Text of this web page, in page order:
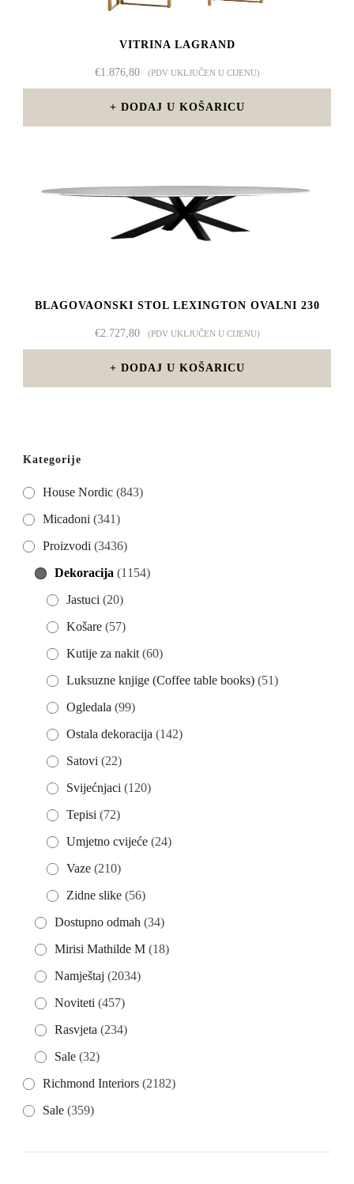
VITRINA LAGRAND
€1.876,80 (PDV UKLJUČEN U CIJENU)
DODAJ U KOŠARICU
BLAGOVAONSKI STOL LEXINGTON OVALNI 230
€2.727,80 (PDV UKLJUČEN U CIJENU)
DODAJ U KOŠARICU
Kategorije
House Nordic (843)
Micadoni (341)
Proizvodi (3436)
Dekoracija (1154)
Jastuci (20)
Košare (57)
Kutije za nakit (60)
Luksuzne knjige (Coffee table books) (51)
Ogledala (99)
Ostala dekoracija (142)
Satovi (22)
Svijećnjaci (120)
Tepisi (72)
Umjetno cvijeće (24)
Vaze (210)
Zidne slike (56)
Dostupno odmah (34)
Mirisi Mathilde M (18)
Namještaj (2034)
Noviteti (457)
Rasvjeta (234)
Sale (32)
Richmond Interiors (2182)
Sale (359)